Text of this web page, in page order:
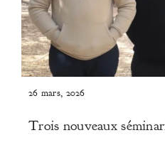
26 mars, 2026
Trois nouveaux